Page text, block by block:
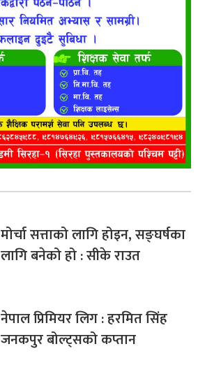
मोर्चा सत्ताको लागि होइन, सङ्घर्षका
लागि बनेको हो : सीके राउत
नेपाल प्रिमियर लिग : हरमित सिंह
जनकपुर बोल्ट्सको कप्तान